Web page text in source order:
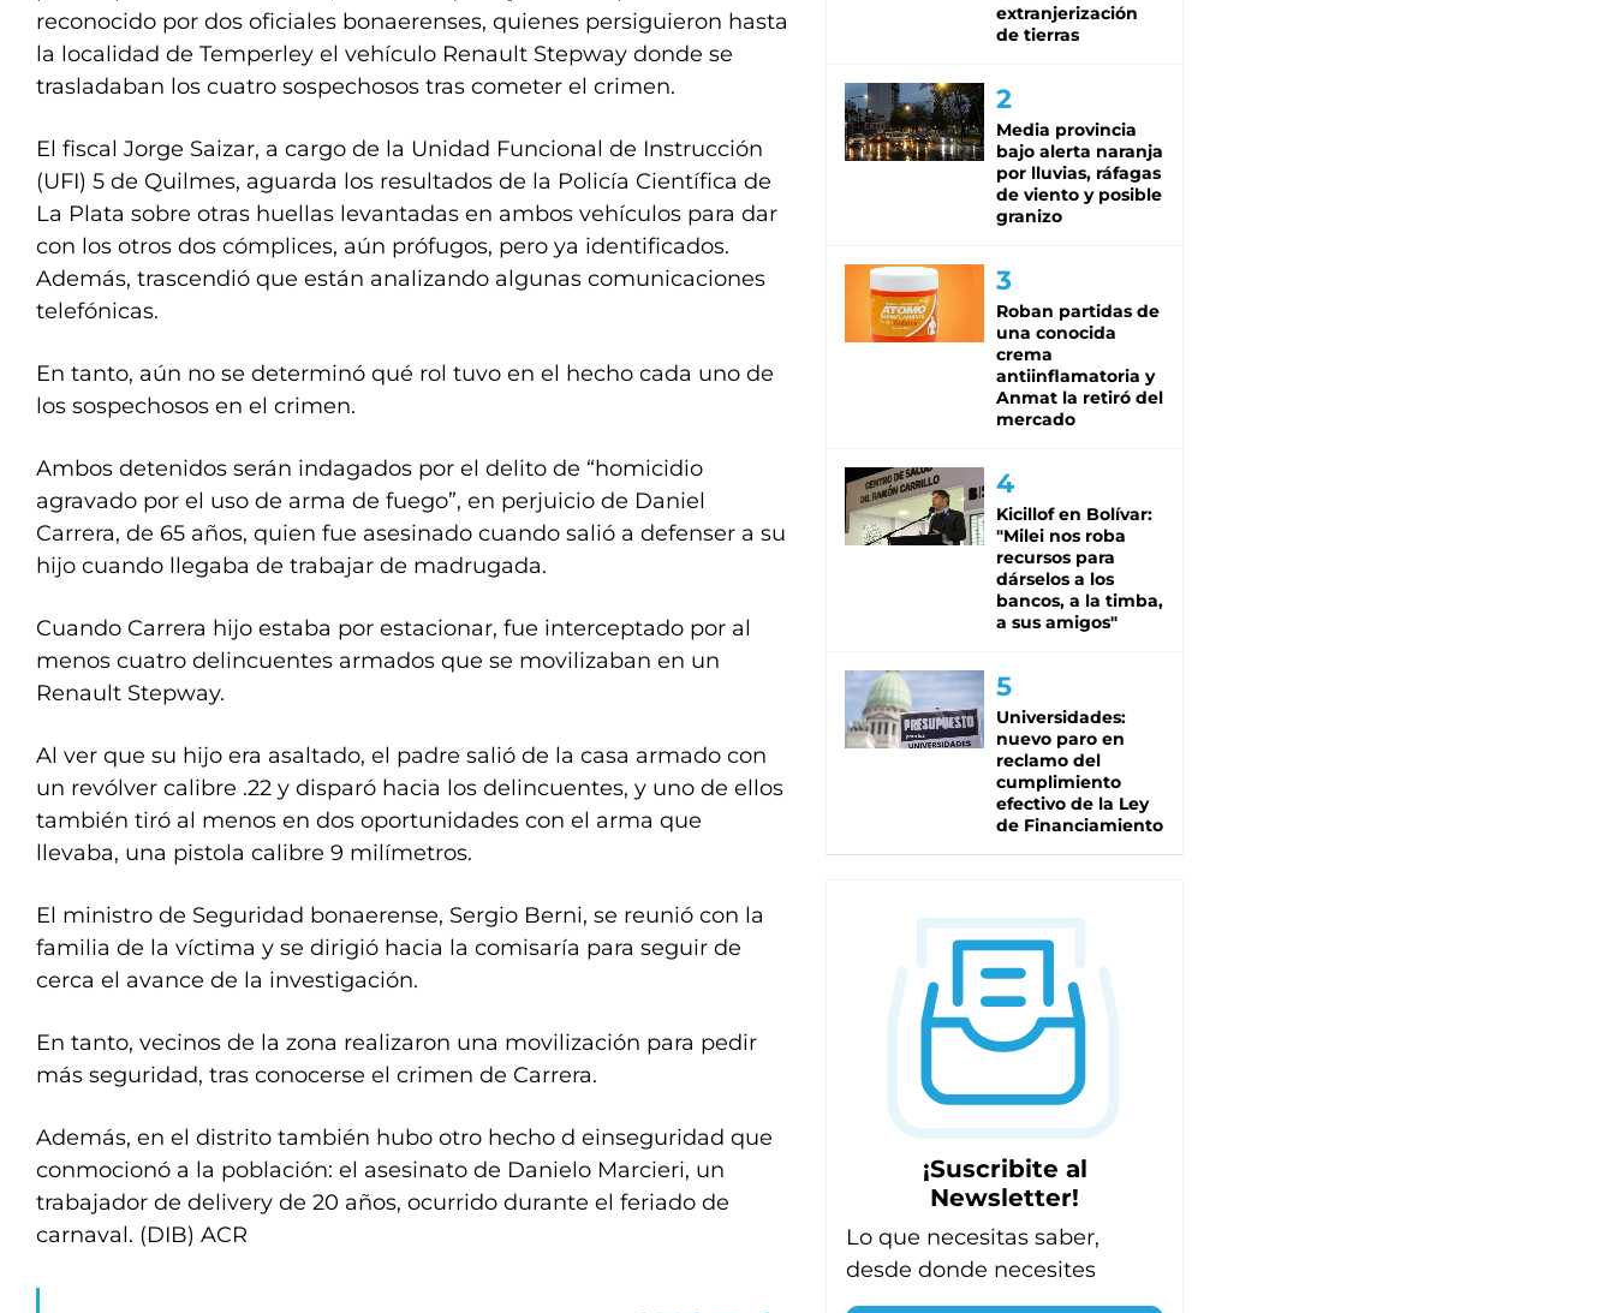
reconocido por dos oficiales bonaerenses, quienes persiguieron hasta
la localidad de Temperley el vehículo Renault Stepway donde se
trasladaban los cuatro sospechosos tras cometer el crimen.
El fiscal Jorge Saizar, a cargo de la Unidad Funcional de Instrucción
(UFI) 5 de Quilmes, aguarda los resultados de la Policía Científica de
La Plata sobre otras huellas levantadas en ambos vehículos para dar
con los otros dos cómplices, aún prófugos, pero ya identificados.
Además, trascendió que están analizando algunas comunicaciones
telefónicas.
En tanto, aún no se determinó qué rol tuvo en el hecho cada uno de
los sospechosos en el crimen.
Ambos detenidos serán indagados por el delito de “homicidio
agravado por el uso de arma de fuego”, en perjuicio de Daniel
Carrera, de 65 años, quien fue asesinado cuando salió a defenser a su
hijo cuando llegaba de trabajar de madrugada.
Cuando Carrera hijo estaba por estacionar, fue interceptado por al
menos cuatro delincuentes armados que se movilizaban en un
Renault Stepway.
Al ver que su hijo era asaltado, el padre salió de la casa armado con
un revólver calibre .22 y disparó hacia los delincuentes, y uno de ellos
también tiró al menos en dos oportunidades con el arma que
llevaba, una pistola calibre 9 milímetros.
El ministro de Seguridad bonaerense, Sergio Berni, se reunió con la
familia de la víctima y se dirigió hacia la comisaría para seguir de
cerca el avance de la investigación.
En tanto, vecinos de la zona realizaron una movilización para pedir
más seguridad, tras conocerse el crimen de Carrera.
Además, en el distrito también hubo otro hecho d einseguridad que
conmocionó a la población: el asesinato de Danielo Marcieri, un
trabajador de delivery de 20 años, ocurrido durante el feriado de
carnaval. (DIB) ACR
extranjerización
de tierras
Media provincia
bajo alerta naranja
por lluvias, ráfagas
de viento y posible
granizo
Roban partidas de
una conocida
crema
antiinflamatoria y
Anmat la retiró del
mercado
Kicillof en Bolívar:
"Milei nos roba
recursos para
dárselos a los
bancos, a la timba,
a sus amigos"
Universidades:
nuevo paro en
reclamo del
cumplimiento
efectivo de la Ley
de Financiamiento
¡Suscribite al
Newsletter!
Lo que necesitas saber,
desde donde necesites